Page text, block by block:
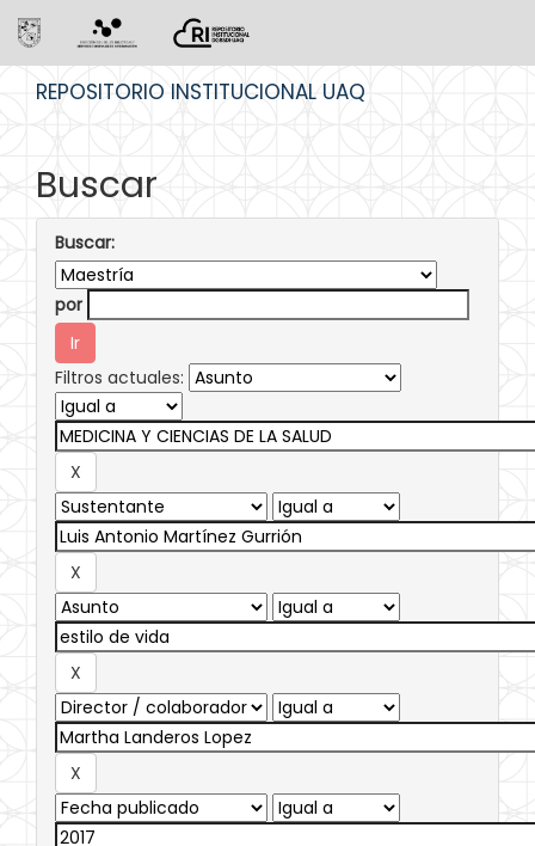
REPOSITORIO INSTITUCIONAL UAQ
Buscar
Buscar:
por
Filtros actuales: